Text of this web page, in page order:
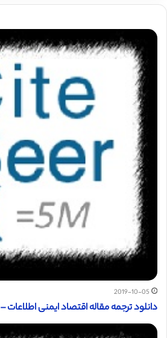
2019-10-05
دانلود ترجمه مقاله اقتصاد ایمنی اطلاعات – CiteSeerX 2014